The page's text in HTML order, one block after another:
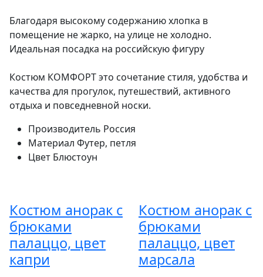
Благодаря высокому содержанию хлопка в
помещение не жарко, на улице не холодно.
Идеальная посадка на российскую фигуру
Костюм КОМФОРТ это сочетание стиля, удобства и
качества для прогулок, путешествий, активного
отдыха и повседневной носки.
Производитель Россия
Материал Футер, петля
Цвет Блюстоун
Костюм анорак с
брюками
палаццо, цвет
капри
Костюм анорак с
брюками
палаццо, цвет
марсала